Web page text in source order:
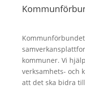
kommuner. Vi
verksamhets- och
att det ska bidra